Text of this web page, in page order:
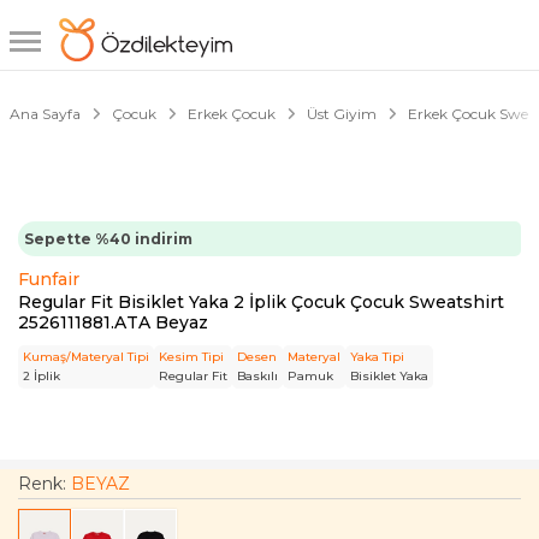
Ana Sayfa Çocuk Erkek Çocuk Üst Giyim Erkek Çocuk
Sepette %40 indirim
Funfair
Regular Fit Bisiklet Yaka 2 İplik Çocuk Çocuk Sweatshirt
2526111881.ATA Beyaz
Kumaş/Materyal Tipi
2 İplik
Kesim Tipi
Regular Fit
Desen
Baskılı
Materyal
Pamuk
Yaka Tipi
Bisiklet Yaka
1/2
Renk: BEYAZ